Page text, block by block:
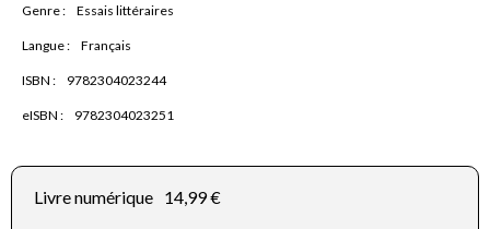
Genre : Essais littéraires
Langue : Français
ISBN : 9782304023244
eISBN : 9782304023251
Livre numérique 14,99 €